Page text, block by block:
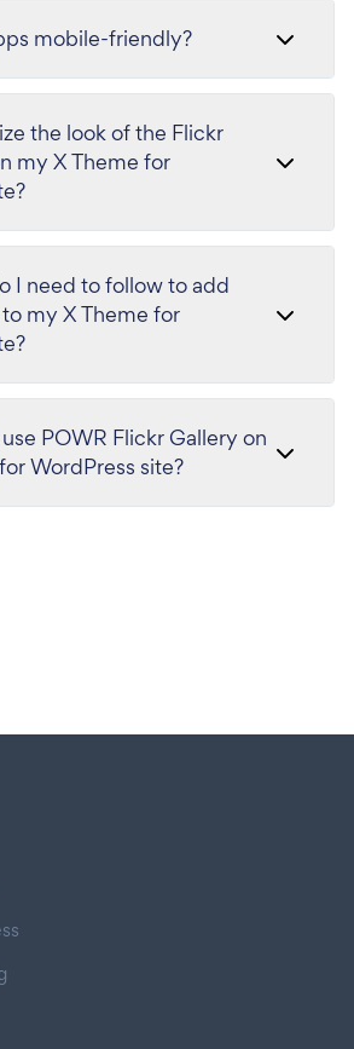
mobile-friendly?
the look of the Flickr
my X Theme for
I need to follow to add
my X Theme for
POWR Flickr Gallery on
WordPress site?